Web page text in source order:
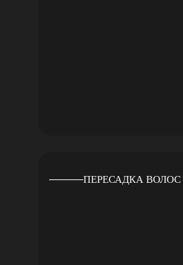
ПЕРЕСАДКА ВОЛОС